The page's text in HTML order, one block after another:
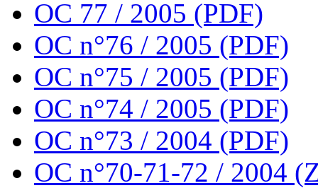
OC 77 / 2005 (PDF)
OC n°76 / 2005 (PDF)
OC n°75 / 2005 (PDF)
OC n°74 / 2005 (PDF)
OC n°73 / 2004 (PDF)
OC n°70-71-72 / 2004